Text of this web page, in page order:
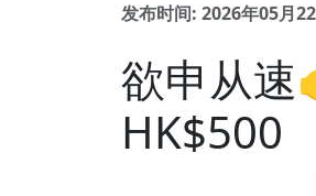
发布时间: 2026年05月
欲申从速
HK$500